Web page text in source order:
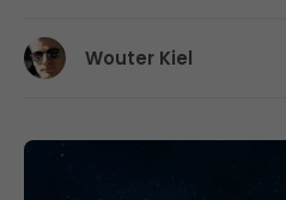
Wouter Kiel